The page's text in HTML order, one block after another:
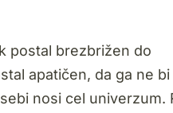
postal brezbrižen do
apatičen, da ga ne bi
nosi cel univerzum.